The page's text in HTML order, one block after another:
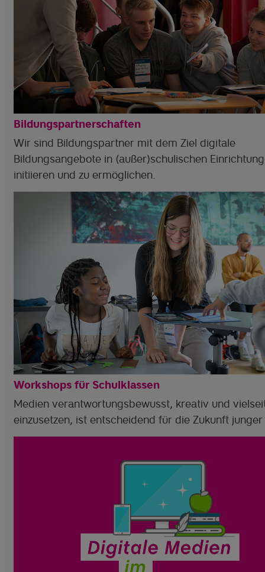
Bildungspartnerschaften
Wir sind Bildungspartner mit dem Ziel digitale
Bildungsangebote in (außer)schulischen
initiieren und zu ermöglichen.
Workshops für Schulklassen
Medien verantwortungsbewusst, kreativ und
einzusetzen, ist entscheidend für die Zukunft